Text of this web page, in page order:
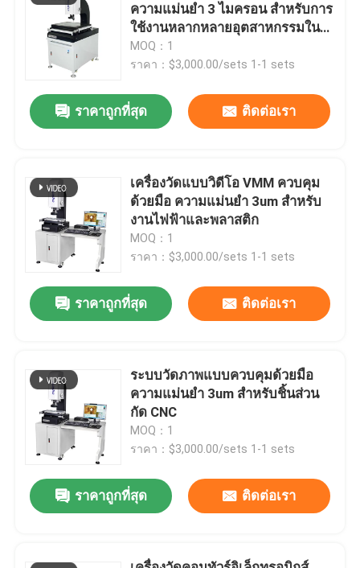
บ้าน
วิดีโอ
เกี่ยวกับเรา
ทัวร์โรงงาน
ติดต่อเรา
ข่าว
กรณี
เครื่องวัดวิชั่นซีเอ็นซี
ความแม่นยำ 3 ไมครอน สำหรับการ
ใช้งานหลากหลายอุตสาหกรรมใน
ระบบวัด 2 มิติ
MOQ：1
ราคา：$3,000.00/sets 1-1 sets
ราคาถูกที่สุด ติดต่อเรา
เครื่องวัดแบบวิดีโอ VMM ควบคุม
ด้วยมือ ความแม่นยำ 3um สำหรับ
งานไฟฟ้าและพลาสติก
MOQ：1
ราคา：$3,000.00/sets 1-1 sets
ราคาถูกที่สุด ติดต่อเรา
ระบบวัดภาพแบบควบคุมด้วยมือ
ความแม่นยำ 3um สำหรับชิ้นส่วน
กัด CNC
MOQ：1
ราคา：$3,000.00/sets 1-1 sets
ราคาถูกที่สุด ติดต่อเรา